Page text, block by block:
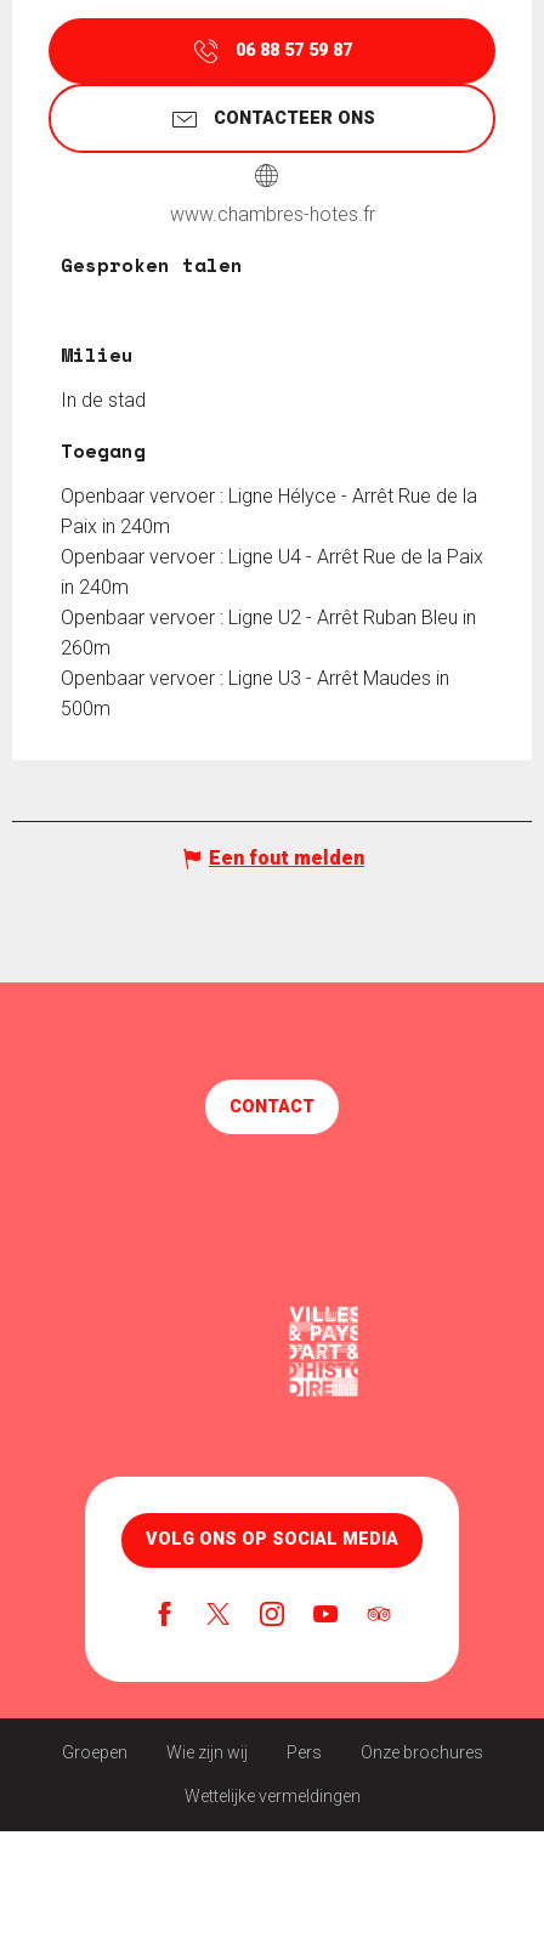
06 88 57 59 87
CONTACTEER ONS
www.chambres-hotes.fr
Gesproken talen
Gesproken talen
Milieu
Milieu
In de stad
Toegang
Toegang
Openbaar vervoer : Ligne Hélyce - Arrêt Rue de la
Paix in 240m
Openbaar vervoer : Ligne U4 - Arrêt Rue de la Paix
in 240m
Openbaar vervoer : Ligne U2 - Arrêt Ruban Bleu in
260m
Openbaar vervoer : Ligne U3 - Arrêt Maudes in
500m
Een fout melden
CONTACT
VOLG ONS OP SOCIAL MEDIA
Groepen Wie zijn wij Pers Onze brochures
Wettelijke vermeldingen